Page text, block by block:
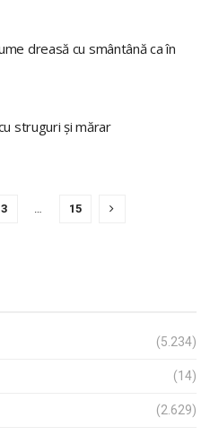
dreasă cu smântână ca în
struguri și mărar
3 … 15
(5.234)
(14)
(2.629)